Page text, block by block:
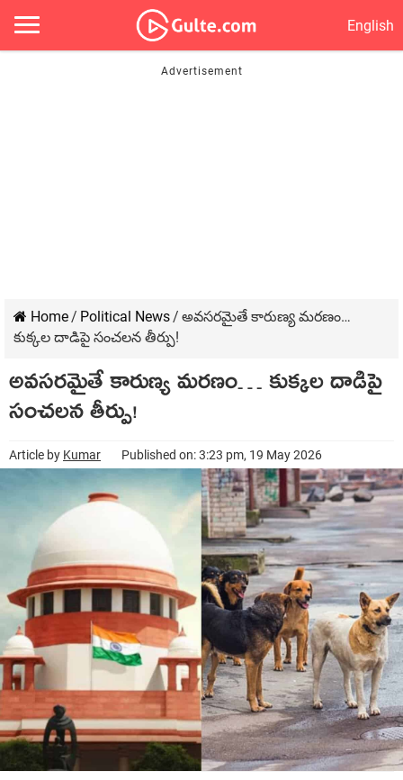
English
Home/ Political News/ అవసరమైతే కారుణ్య మరణం…
కుక్కల దాడిపై సంచలన తీర్పు!
అవసరమైతే కారుణ్య మరణం… కుక్కల దాడిపై
సంచలన తీర్పు!
Article by Kumar Published on: 3:23 pm, 19 May 2026